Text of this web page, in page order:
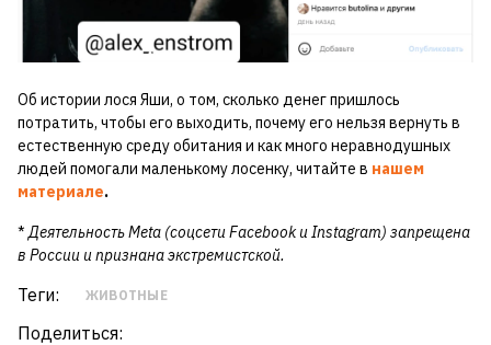
Об истории лося Яши, о том, сколько денег пришлось
потратить, чтобы его выходить, почему его нельзя вернуть в
естественную среду обитания и как много неравнодушных
людей помогали маленькому лосенку, читайте в нашем
материале.
*Деятельность Meta (соцсети Facebook и Instagram) запрещена
в России и признана экстремистской.
Теги: ЖИВОТНЫЕ
Поделиться: